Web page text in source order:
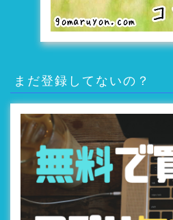
まだ登録してないの？